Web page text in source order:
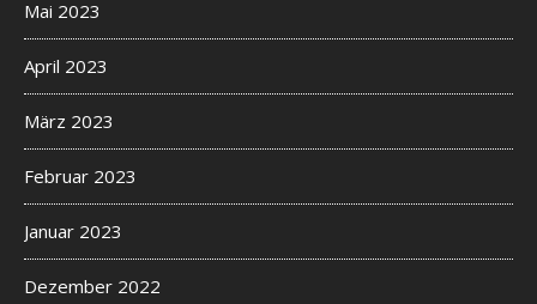
Mai 2023
April 2023
März 2023
Februar 2023
Januar 2023
Dezember 2022